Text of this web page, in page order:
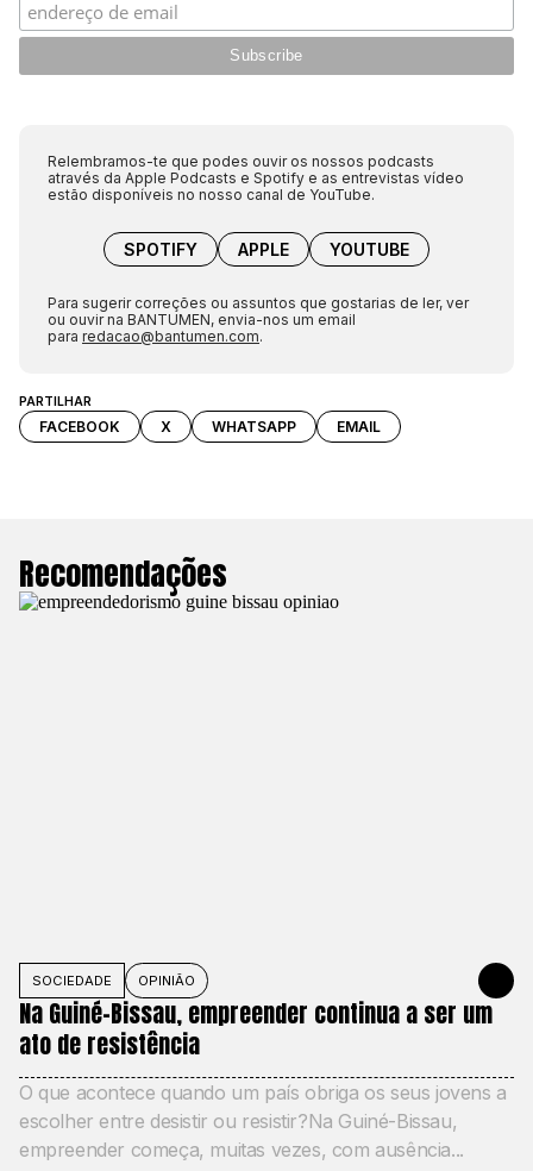
PARTILHAR
FACEBOOK X WHATSAPP EMAIL
Relembramos-te que podes ouvir os nossos podcasts
através da Apple Podcasts e Spotify e as entrevistas vídeo
estão disponíveis no nosso canal de YouTube.
SPOTIFY APPLE YOUTUBE
Para sugerir correções ou assuntos que gostarias de ler, ver
ou ouvir na BANTUMEN, envia-nos um email
para redacao@bantumen.com.
Recomendações
SOCIEDADE OPINIÃO JUNE 1,
Na Guiné-Bissau, empreender continua a ser um
ato de resistência
O que acontece quando um país obriga os seus jovens a
escolher entre desistir ou resistir?Na Guiné-Bissau,
empreender começa, muitas vezes, com ausência...